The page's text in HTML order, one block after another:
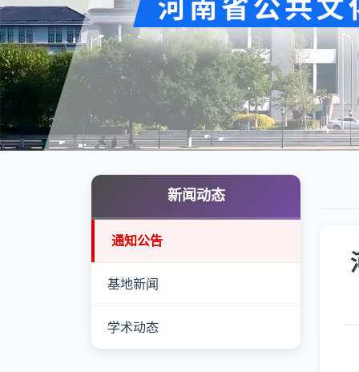
新闻动态
通知公告
基地新闻
学术动态